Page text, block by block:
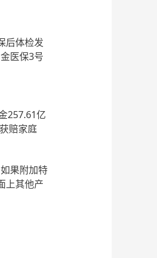
后体检发
医保3号
257.61亿
赔家庭
果附加特
上其他产